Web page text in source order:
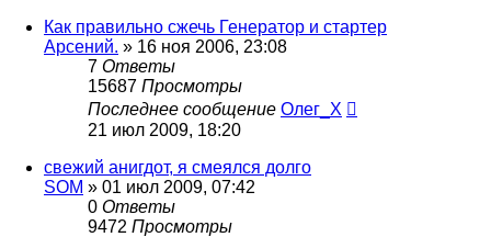
Как правильно сжечь Генератор и стартер
Арсений. » 16 ноя 2006, 23:08
7 Ответы
15687 Просмотры
Последнее сообщение Олег_Х
21 июл 2009, 18:20
свежий анигдот, я смеялся долго
SOM » 01 июл 2009, 07:42
0 Ответы
9472 Просмотры